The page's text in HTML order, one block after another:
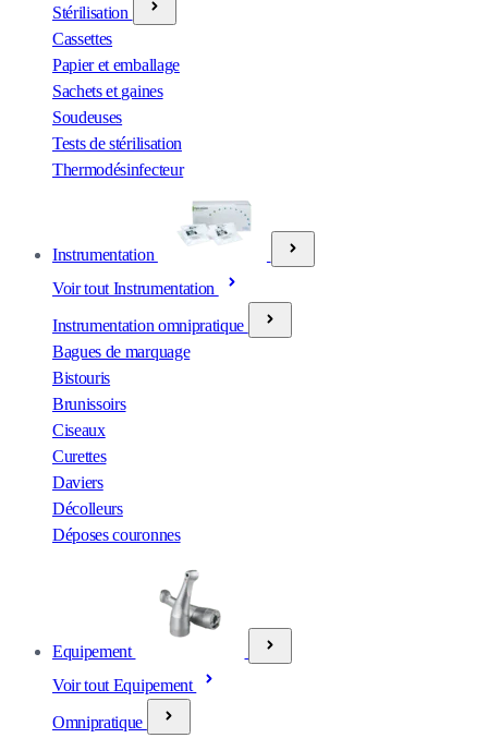
Stérilisation
Cassettes
Papier et emballage
Sachets et gaines
Soudeuses
Tests de stérilisation
Thermodésinfecteur
Instrumentation
Voir tout Instrumentation
Instrumentation omnipratique
Bagues de marquage
Bistouris
Brunissoirs
Ciseaux
Curettes
Daviers
Décolleurs
Déposes couronnes
Equipement
Voir tout Equipement
Omnipratique